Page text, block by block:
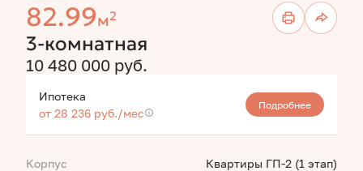
82.99м2
3-комнатная
10 480 000 руб.
Ипотека
от 28 236 руб./мес
Подробнее
Корпус
Квартиры ГП-2 (1 этап)